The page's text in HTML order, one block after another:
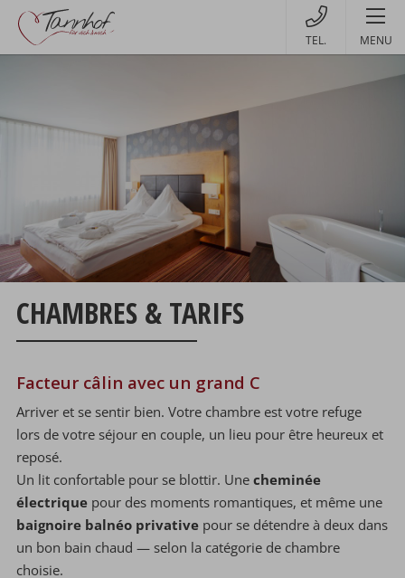
MENU
CHAMBRES & TARIFS
Facteur câlin avec un grand C
Arriver et se sentir bien. Votre chambre est votre refuge
lors de votre séjour en couple, un lieu pour être heureux et
reposé.
Un lit confortable pour se blottir. Unecheminée
électrique pour des moments romantiques, et même une
baignoire balnéo privative pour se détendre à deux dans
un bon bain chaud — selon la catégorie de chambre
choisie.